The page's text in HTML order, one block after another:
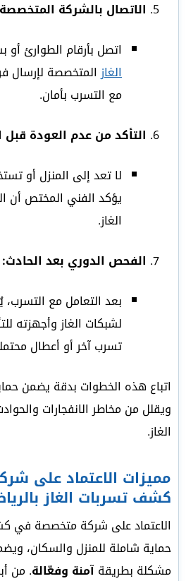
الاتصال بالشركة
اتصل بأرقام الطوارئ أو
الغازالمتخصصة لإرسال
مع التسرب بأمان.
التأكد من عدم العودة قبل
لا تعد إلى المنزل أو
يؤكد الفني المختص أن
الغاز.
الفحص الدوري بعد الحادث:
بعد التعامل مع
لشبكات الغاز وأجهزته
تسرب آخر أو أعطال
اتباع هذه الخطوات بدقة يضمن
ويقلل من مخاطر الانفجارات
الغاز.
مميزات الاعتماد على
كشف تسربات الغاز
الاعتماد على شركة متخصصة في
حماية شاملة للمنزل والسكان،
مشكلة بطريقةآمنة وفعّالة. من